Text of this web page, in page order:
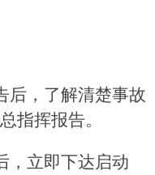
后，了解清楚事故
指挥报告。
，立即下达启动